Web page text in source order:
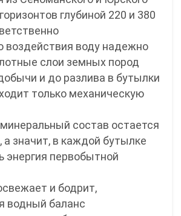
глубиной 220 и 380
воздействия воду надежно
слои земных пород
и до разлива в бутылки
только механическую
состав остается
значит, в каждой бутылке
энергия первобытной
и бодрит,
водный баланс